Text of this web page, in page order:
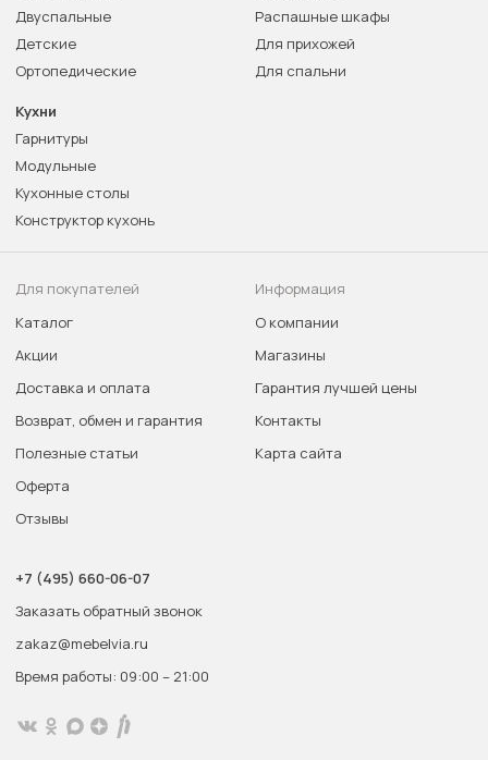
Двуспальные
Детские
Ортопедические
Распашные шкафы
Для прихожей
Для спальни
Кухни
Гарнитуры
Модульные
Кухонные столы
Конструктор кухонь
Для покупателей
Каталог
Акции
Доставка и оплата
Возврат, обмен и гарантия
Полезные статьи
Оферта
Отзывы
Информация
О компании
Магазины
Гарантия лучшей цены
Контакты
Карта сайта
+7 (495) 660-06-07
Заказать обратный звонок
zakaz@mebelvia.ru
Время работы: 09:00 – 21:00